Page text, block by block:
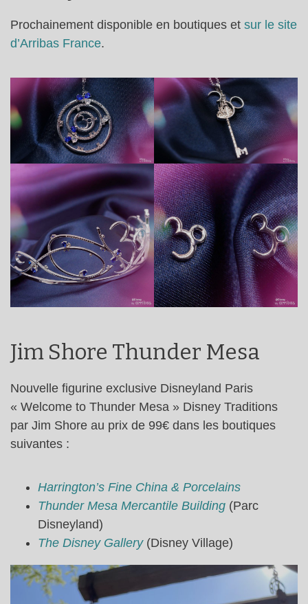
Prochainement disponible en boutiques et sur le site
d’Arribas France.
Jim Shore Thunder Mesa
Nouvelle figurine exclusive Disneyland Paris
« Welcome to Thunder Mesa » Disney Traditions
par Jim Shore au prix de 99€ dans les boutiques
suivantes :
Harrington’s Fine China & Porcelains
Thunder Mesa Mercantile Building (Parc
Disneyland)
The Disney Gallery (Disney Village)